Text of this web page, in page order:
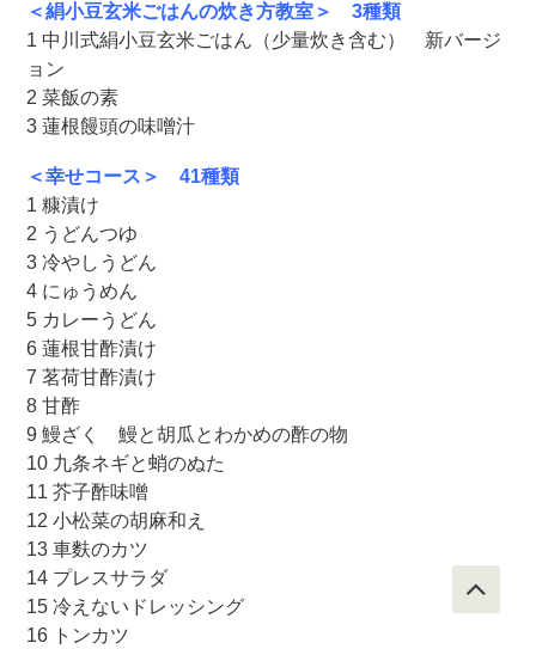
＜絹小豆玄米ごはんの炊き方教室＞ 3種類
1 中川式絹小豆玄米ごはん（少量炊き含む） 新バージ
ョン
2 菜飯の素
3 蓮根饅頭の味噌汁
＜幸せコース＞ 41種類
1 糠漬け
2 うどんつゆ
3 冷やしうどん
4 にゅうめん
5 カレーうどん
6 蓮根甘酢漬け
7 茗荷甘酢漬け
8 甘酢
9 鰻ざく 鰻と胡瓜とわかめの酢の物
10 九条ネギと蛸のぬた
11 芥子酢味噌
12 小松菜の胡麻和え
13 車麩のカツ
14 プレスサラダ
15 冷えないドレッシング
16 トンカツ